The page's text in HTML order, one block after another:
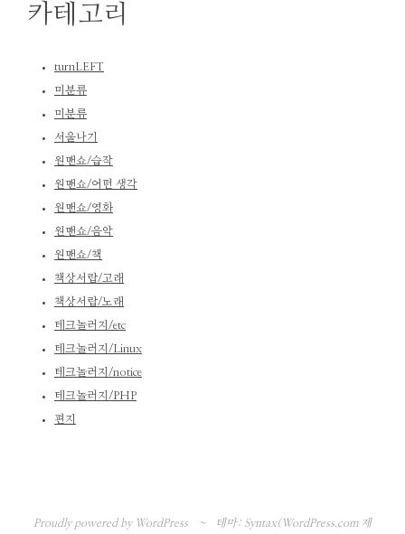
카테고리
turnLEFT
미분류
미분류
서울나기
원맨쇼/습작
원맨쇼/어떤 생각
원맨쇼/영화
원맨쇼/음악
원맨쇼/책
책상서랍/고래
책상서랍/노래
테크놀러지/etc
테크놀러지/Linux
테크놀러지/notice
테크놀러지/PHP
편지
Proudly powered by WordPress ~ 테마: Syntax(WordPress.com제